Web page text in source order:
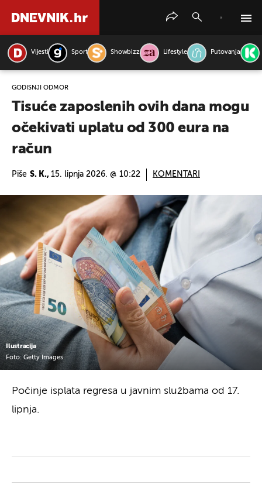
Vijesti Sport Showbizz Lifestyle Putovanja
GODIŠNJI ODMOR
Tisuće zaposlenih ovih dana mogu
očekivati uplatu od 300 eura na
račun
Piše S. K., 15. lipnja 2026. @ 10:22 KOMENTARI
Ilustracija
Foto: Getty Images
Počinje isplata regresa u javnim službama od 17.
lipnja.
PRETRAŽITE VIJESTI